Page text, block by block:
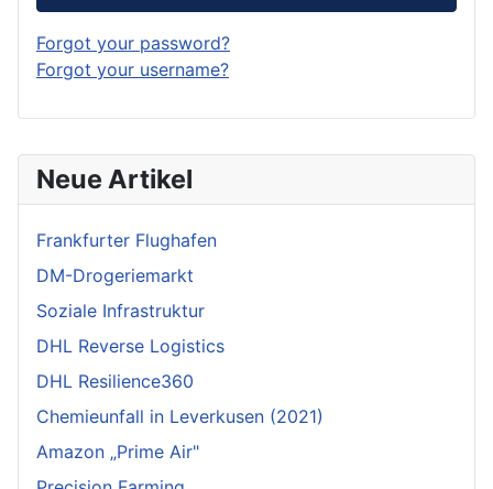
Neue Artikel
Frankfurter Flughafen
DM-Drogeriemarkt
Soziale Infrastruktur
DHL Reverse Logistics
DHL Resilience360
Chemieunfall in Leverkusen (2021)
Amazon „Prime Air"
Forgot your password?
Forgot your username?